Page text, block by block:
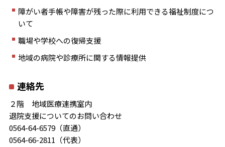
障がい者手帳や障害が残った際に利用できる福祉制度につ
いて
職場や学校への復帰支援
地域の病院や診療所に関する情報提供
連絡先
２階 地域医療連携室内
退院支援についてのお問い合わせ
0564-64-6579（直通）
0564-66-2811（代表）